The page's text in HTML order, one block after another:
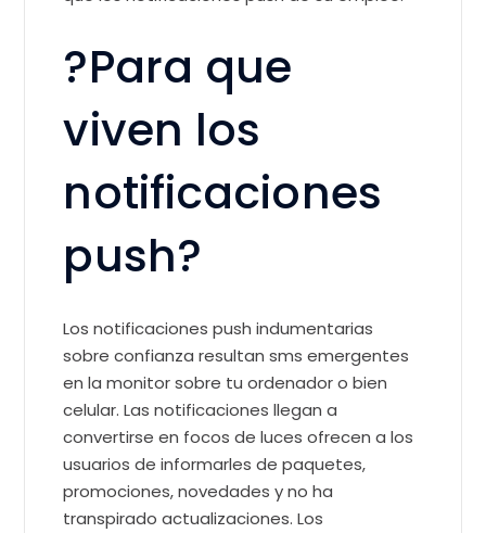
?Para que
viven los
notificaciones
push?
Los notificaciones push indumentarias
sobre confianza resultan sms emergentes
en la monitor sobre tu ordenador o bien
celular. Las notificaciones llegan a
convertirse en focos de luces ofrecen a los
usuarios de informarles de paquetes,
promociones, novedades y no ha
transpirado actualizaciones. Los